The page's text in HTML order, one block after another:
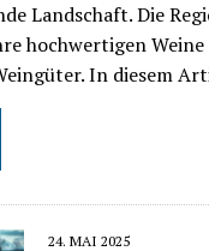
Landschaft. Die
hochwertigen
In diesem
24. MAI 2025